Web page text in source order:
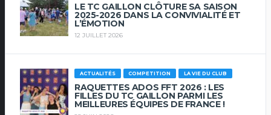
LE TC GAILLON CLÔTURE SA SAISON
2025-2026 DANS LA CONVIVIALITÉ ET
L’ÉMOTION
12 JUILLET 2026
ACTUALITÉS COMPETITION LA VIE DU CLUB
RAQUETTES ADOS FFT 2026 : LES
FILLES DU TC GAILLON PARMI LES
MEILLEURES ÉQUIPES DE FRANCE !